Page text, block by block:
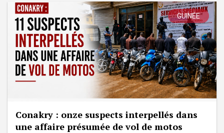
GUINÉE
Conakry : onze suspects interpellés dans
une affaire présumée de vol de motos